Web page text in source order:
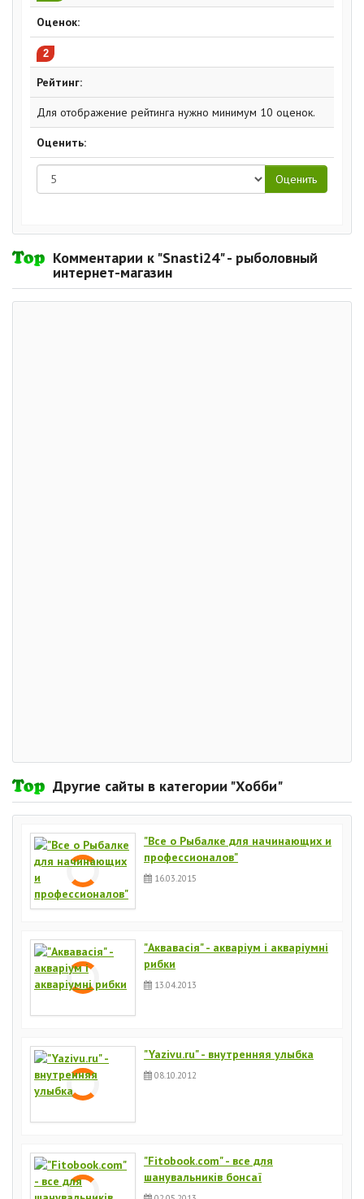
Оценок:
2
Рейтинг:
Для отображение рейтинга нужно минимум 10 оценок.
Оценить:
Комментарии к "Snasti24" - рыболовный
интернет-магазин
Другие сайты в категории "Хобби"
"Все о Рыбалке для начинающих и
профессионалов"
16.03.2015
"Аквавасія" - акваріум і акваріумні
рибки
13.04.2013
"Yazivu.ru" - внутренняя улыбка
08.10.2012
"Fitobook.com" - все для
шанувальників бонсаї